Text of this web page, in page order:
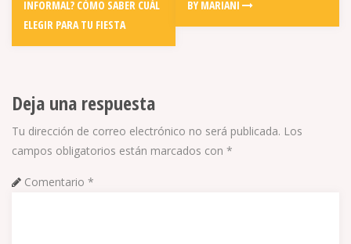
navigation
INFORMAL? CÓMO SABER CUÁL
ELEGIR PARA TU FIESTA
BY MARIANI
Deja una respuesta
Tu dirección de correo electrónico no será publicada. Los
campos obligatorios están marcados con *
Comentario *